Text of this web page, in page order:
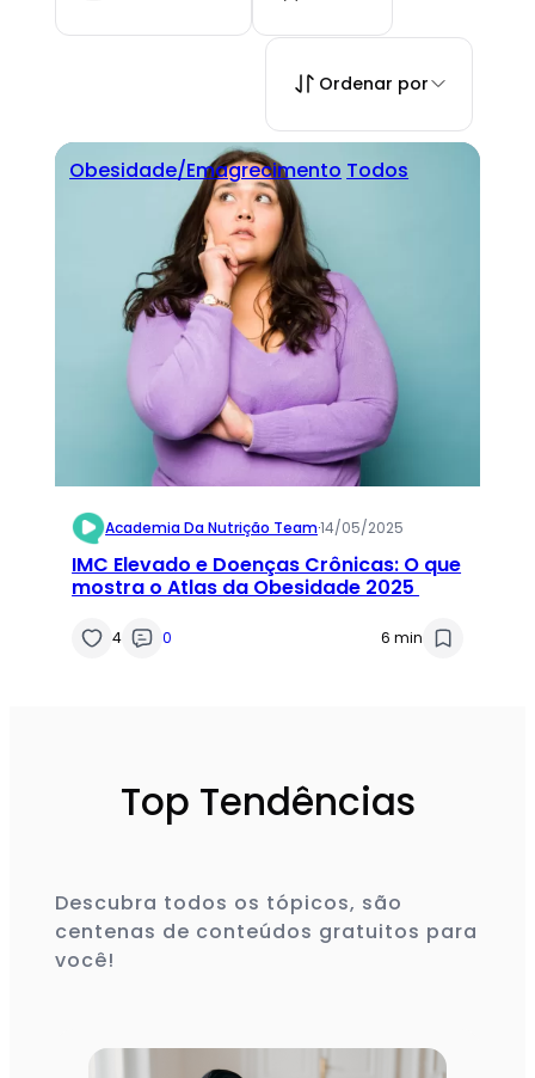
Ordenar por
Obesidade/Emagrecimento Todos
Academia Da Nutrição Team·14/05/2025
IMC Elevado e Doenças Crônicas: O que
mostra o Atlas da Obesidade 2025
4 0 6 min
Top Tendências
Descubra todos os tópicos, são
centenas de conteúdos gratuitos para
você!